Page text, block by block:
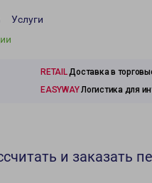
Услуги
RETAILДоставка в
EASYWAYЛогистика для
и заказать